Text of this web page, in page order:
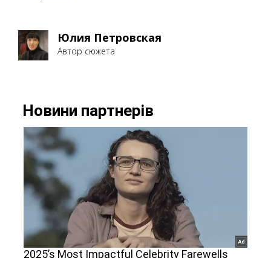
Юлия Петровская
Автор сюжета